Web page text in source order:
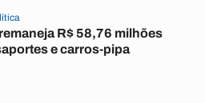
R$ 58,76 milhões
e carros-pipa